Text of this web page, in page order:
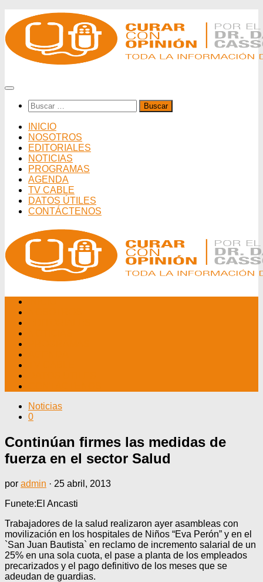
al
contenido
Buscar:
INICIO
NOSOTROS
EDITORIALES
NOTICIAS
PROGRAMAS
AGENDA
TV CABLE
DATOS ÚTILES
CONTÁCTENOS
Noticias
0
Continúan firmes las medidas de
fuerza en el sector Salud
por admin · 25 abril, 2013
Funete:El Ancasti
Trabajadores de la salud realizaron ayer asambleas con
movilización en los hospitales de Niños “Eva Perón” y en el
`San Juan Bautista` en reclamo de incremento salarial de un
25% en una sola cuota, el pase a planta de los empleados
precarizados y el pago definitivo de los meses que se
adeudan de guardias.